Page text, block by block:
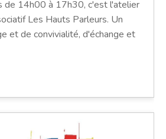
de 14h00 à 17h30, c'est l'atelier
Les Hauts Parleurs. Un
et de convivialité, d'échange et